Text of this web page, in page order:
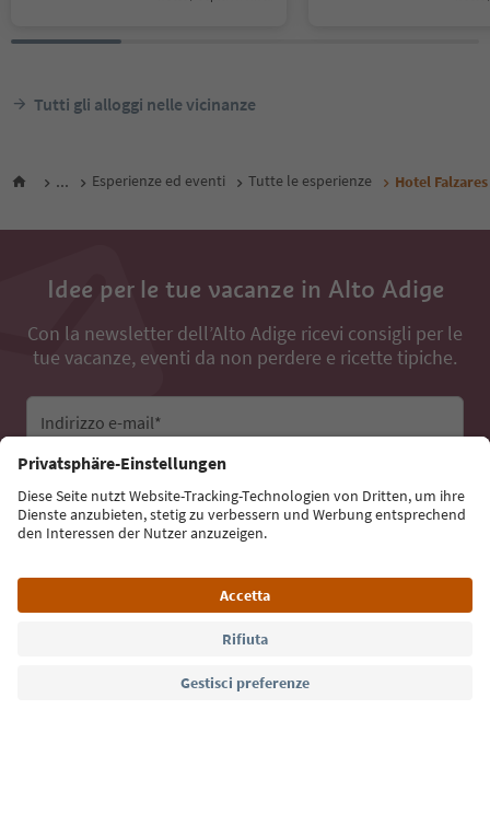
Tutti gli alloggi nelle vicinanze
... Esperienze ed eventi Tutte le esperienze Hotel Falzares
Idee per le tue vacanze in Alto Adige
Con la newsletter dell’Alto Adige ricevi consigli per le
tue vacanze, eventi da non perdere e ricette tipiche.
Indirizzo e-mail*
Iscriviti alla newsletter